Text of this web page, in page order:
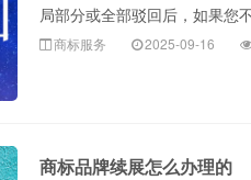
局部分或全部驳回后，如果您
商标服务 2025-09-16
商标品牌续展怎么办理的